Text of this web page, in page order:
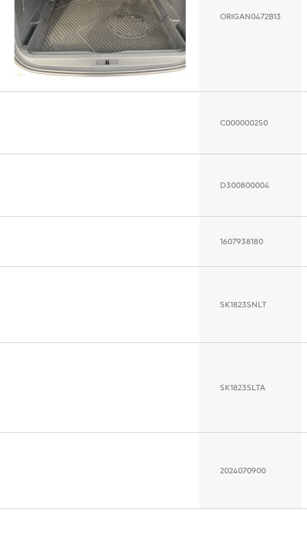
ORIGAN0472B13
C000000250
D300800004
1607938180
SK1823SNLT
SK1823SLTA
2024070900